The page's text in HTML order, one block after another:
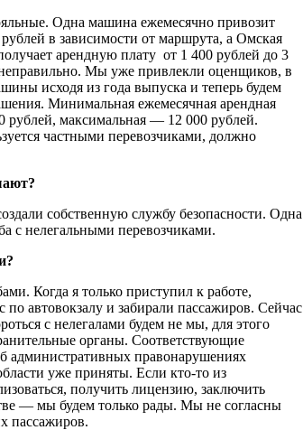
Одна машина ежемесячно привозит
в зависимости от маршрута, а Омская
арендную плату от 1 400 рублей до 3
Мы уже привлекли оценщиков, в
исходя из года выпуска и теперь будем
Минимальная ежемесячная арендная
рублей, максимальная — 12 000 рублей.
частными перевозчиками, должно
собственную службу безопасности. Одна
с нелегальными перевозчиками.
Когда я только приступил к работе,
по автовокзалу и забирали пассажиров. Сейчас
с нелегалами будем не мы, для этого
органы. Соответствующие
административных правонарушениях
уже приняты. Если кто-то из
получить лицензию, заключить
— мы будем только рады. Мы не согласны
пассажиров.